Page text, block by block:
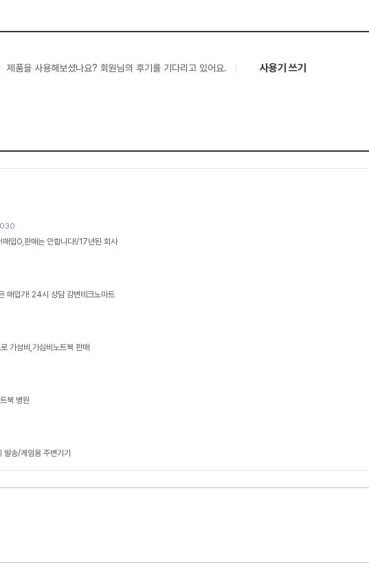
제품을 사용해보셨나요? 회원님의 후기를 기다리고 있어요. 사용기 쓰기
입O,판매는 안합니다!/17년된 회사
매입가! 24시 상담 강변테크노마트
가성비,가심비노트북 판매
북 병원
송/게임용 주변기기